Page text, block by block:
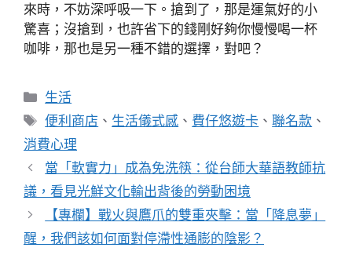
來時，不妨深呼吸一下。搶到了，那是運氣好的小
驚喜；沒搶到，也許省下的錢剛好夠你慢慢喝一杯
咖啡，那也是另一種不錯的選擇，對吧？
分
類
生活
標
籤
便利商店 、 生活儀式感 、 費仔悠遊卡 、聯名款 、
消費心理
當「軟實力」成為免洗筷：從台師大華語教師抗
議，看見光鮮文化輸出背後的勞動困境
【專欄】戰火與鷹爪的雙重夾擊：當「降息夢」
醒，我們該如何面對停滯性通膨的陰影？